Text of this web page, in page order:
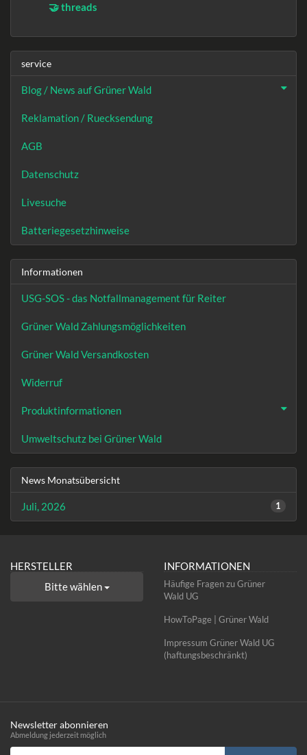
🤝 threads
service
Blog / News auf Grüner Wald
Reklamation / Ruecksendung
AGB
Datenschutz
Livesuche
Batteriegesetzhinweise
Informationen
USG-SOS - das Notfallmanagement für Reiter
Grüner Wald Zahlungsmöglichkeiten
Grüner Wald Versandkosten
Widerruf
Produktinformationen
Umweltschutz bei Grüner Wald
News Monatsübersicht
Juli, 2026 1
HERSTELLER
Bitte wählen
INFORMATIONEN
Häufige Fragen zu Grüner
Wald UG
HowToPage | Grüner Wald
Impressum Grüner Wald UG
(haftungsbeschränkt)
Newsletter abonnieren
Abmeldung jederzeit möglich
Email-Adresse